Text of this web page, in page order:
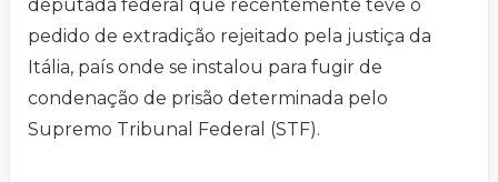
deputada federal que recentemente teve o
pedido de extradição rejeitado pela justiça da
Itália, país onde se instalou para fugir de
condenação de prisão determinada pelo
Supremo Tribunal Federal (STF).